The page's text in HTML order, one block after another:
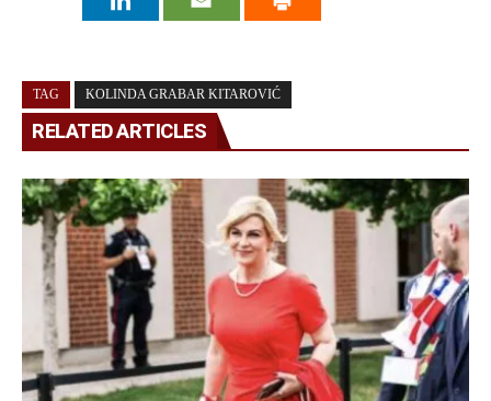
TAG KOLINDA GRABAR KITAROVIĆ
RELATED ARTICLES